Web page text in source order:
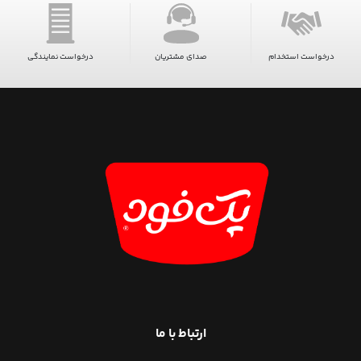
درخواست استخدام صدای مشتریان درخواست نمایندگی
ارتباط با ما